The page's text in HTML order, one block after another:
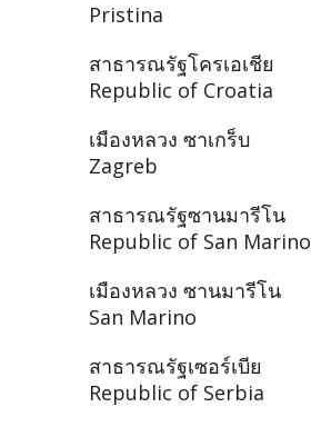
Pristina
สาธารณรัฐโครเอเชีย
Republic of Croatia
เมืองหลวง ซาเกร็บ
Zagreb
สาธารณรัฐซานมารีโน
Republic of San Marino
เมืองหลวง ซานมารีโน
San Marino
สาธารณรัฐเซอร์เบีย
Republic of Serbia